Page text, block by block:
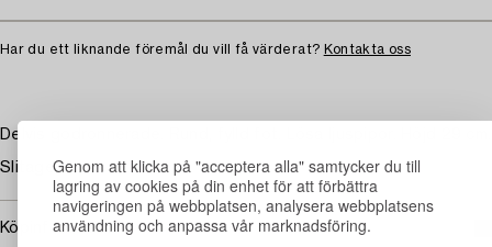
Genom att klicka på "acceptera alla" samtycker du till
lagring av cookies på din enhet för att förbättra
navigeringen på webbplatsen, analysera webbplatsens
användning och anpassa vår marknadsföring.
Har du ett liknande föremål du vill få värderat? Kontakta oss
Delvis godronnerade. Rund, fylld fot. Lösa ljuspipor. Höjd 29 cm.
Slitage.
Köpinformation